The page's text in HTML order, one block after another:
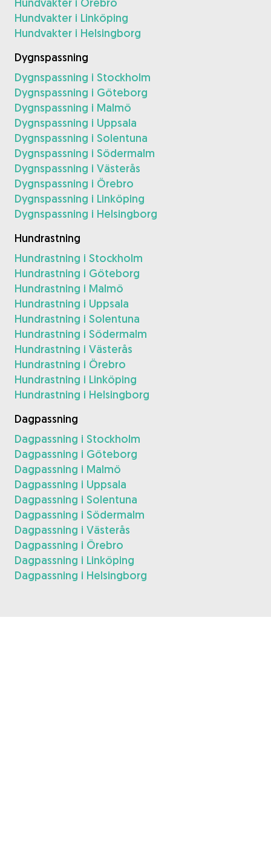
Hundvakter i Linköping
Hundvakter i Helsingborg
Dygnspassning
Dygnspassning i Stockholm
Dygnspassning i Göteborg
Dygnspassning i Malmö
Dygnspassning i Uppsala
Dygnspassning i Solentuna
Dygnspassning i Södermalm
Dygnspassning i Västerås
Dygnspassning i Örebro
Dygnspassning i Linköping
Dygnspassning i Helsingborg
Hundrastning
Hundrastning i Stockholm
Hundrastning i Göteborg
Hundrastning i Malmö
Hundrastning i Uppsala
Hundrastning i Solentuna
Hundrastning i Södermalm
Hundrastning i Västerås
Hundrastning i Örebro
Hundrastning i Linköping
Hundrastning i Helsingborg
Dagpassning
Dagpassning i Stockholm
Dagpassning i Göteborg
Dagpassning i Malmö
Dagpassning i Uppsala
Dagpassning i Solentuna
Dagpassning i Södermalm
Dagpassning i Västerås
Dagpassning i Örebro
Dagpassning i Linköping
Dagpassning i Helsingborg